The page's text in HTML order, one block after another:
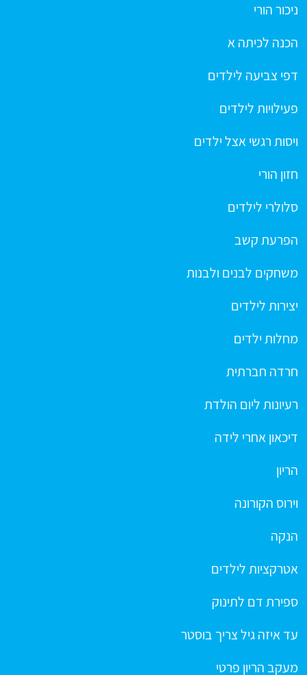
ניכור הורי
הכנה לכיתה א
דפי צביעה לילדים
פעילויות לילדים
ויסות רגשי אצל ילדים
חזון הורי
סלולרי לילדים
הפרעת קשב
משחקים לבנים ולבנות
יצירות לילדים
מחלות ילדים
חרדה חברתית
רעיונות ליום הולדת
דיכאון אחרי לידה
הריון
וירוס הקורונה
הנקה
אטרקציות לילדים
ספירת דם לתינוק
עד איזה גיל צריך בוסטר
מעקב הריון פרטי